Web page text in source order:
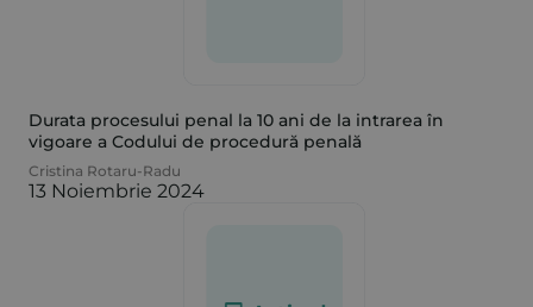
Durata procesului penal la 10 ani de la intrarea în
vigoare a Codului de procedură penală
Cristina Rotaru-Radu
13 Noiembrie 2024